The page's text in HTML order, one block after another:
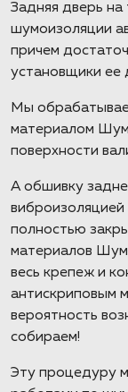
Задняя дверь на
шумоизоляции
причем
установщики ее
Мы
материалом
поверхности
А обшивку
виброизоляцией
полностью
материалов
весь крепеж и
антискриповым
вероятность
собираем!
Эту процедуру